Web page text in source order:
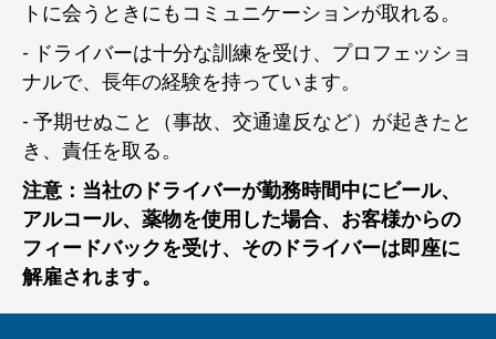
トに会うときにもコミュニケーションが取れる。
- ドライバーは十分な訓練を受け、プロフェッショ
ナルで、長年の経験を持っています。
- 予期せぬこと（事故、交通違反など）が起きたと
き、責任を取る。
注意：当社のドライバーが勤務時間中にビール、
アルコール、薬物を使用した場合、お客様からの
フィードバックを受け、そのドライバーは即座に
解雇されます。